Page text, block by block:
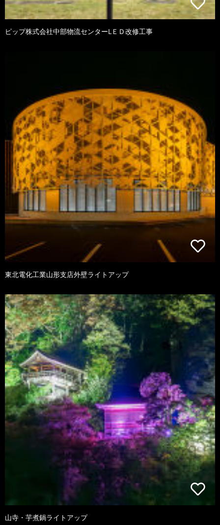
ピップ株式会社中部物流センターLＥＤ改修工事
東北電化工業山形支店外壁ライトアップ
山寺・芋煮鍋ライトアップ